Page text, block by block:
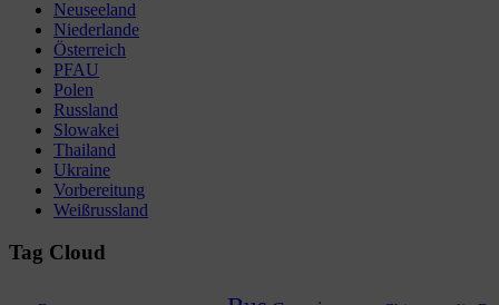
Neuseeland
Niederlande
Österreich
PFAU
Polen
Russland
Slowakei
Thailand
Ukraine
Vorbereitung
Weißrussland
Tag Cloud